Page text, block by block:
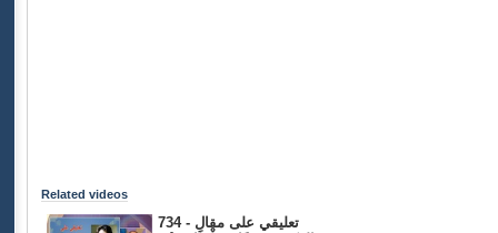
Related videos
734 - تعليقي على مقال